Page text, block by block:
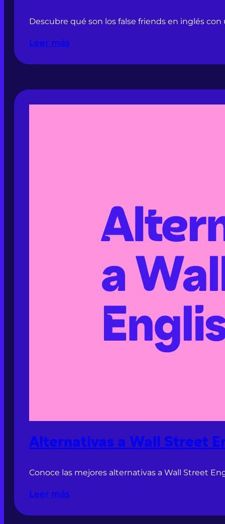
Descubre qué son los false friends en inglés
Leer más
Alternativas a Wall Street
Conoce las mejores alternativas a Wall Street
Leer más